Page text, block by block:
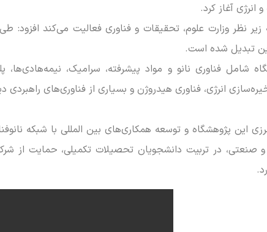
آغاز کرد.
زیر نظر وزارت علوم، تحقیقات و فناوری فعالیت می‌کند
تبدیل شده است.
فناوری نانو و مواد پیشرفته، سرامیک، نیمه‌هادی‌ها،
انرژی، فناوری هیدروژن و بسیاری از فناوری‌های راهبردی
این پژوهشگاه و توسعه همکاری‌های بین المللی با شبکه
و صنعتی، در تربیت دانشجویان تحصیلات تکمیلی، حمایت از